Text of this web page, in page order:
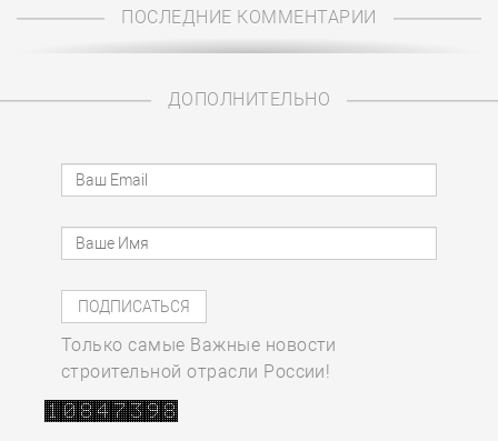
ПОСЛЕДНИЕ КОММЕНТАРИИ
ДОПОЛНИТЕЛЬНО
Только самые Важные новости
строительной отрасли России!